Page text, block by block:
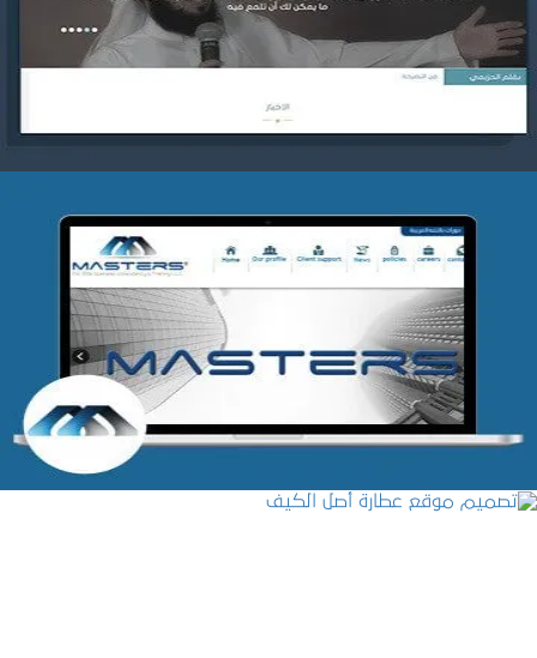
التفاصيل
شركة MASTERS للتدريب
التفاصيل